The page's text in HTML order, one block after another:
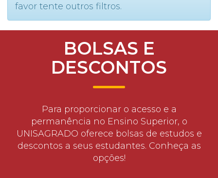
UATI
favor tente outros filtros.
BOLSAS E
DESCONTOS
Para proporcionar o acesso e a
permanência no Ensino Superior, o
UNISAGRADO oferece bolsas de estudos e
descontos a seus estudantes. Conheça as
opções!